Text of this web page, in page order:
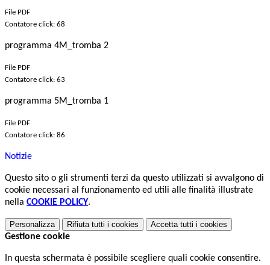
File PDF
Contatore click: 68
programma 4M_tromba 2
File PDF
Contatore click: 63
programma 5M_tromba 1
File PDF
Contatore click: 86
Notizie
Questo sito o gli strumenti terzi da questo utilizzati si avvalgono di
cookie necessari al funzionamento ed utili alle finalità illustrate
nella COOKIE POLICY.
Personalizza Rifiuta tutti i cookies Accetta tutti i cookies
Gestione cookie
In questa schermata è possibile scegliere quali cookie consentire.